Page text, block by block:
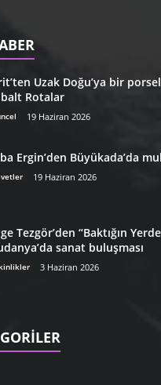
Uzak Doğu’ya bir
Rotalar
19 Haziran 2026
Ergin’den Büyükada’da
19 Haziran 2026
Tezgör’den “Baktığın
sanat buluşması
3 Haziran 2026